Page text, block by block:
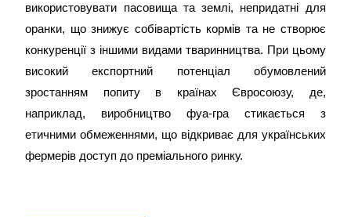
використовувати пасовища та землі, непридатні для
оранки, що знижує собівартість кормів та не створює
конкуренції з іншими видами тваринництва. При цьому
високий експортний потенціал обумовлений
зростанням попиту в країнах Євросоюзу, де,
наприклад, виробництво фуа-гра стикається з
етичними обмеженнями, що відкриває для українських
фермерів доступ до преміального ринку.